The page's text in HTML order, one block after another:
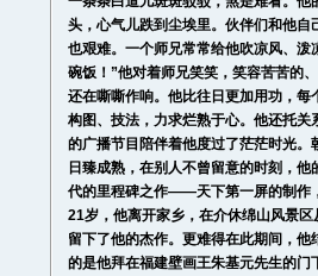
头，心气儿跌到尘埃里。伙伴们和他
也艰难。一个师兄常常给他吹凉风、
碗饭！”他对着师兄笑笑，笑容苦苦的
还在嘶嘶作响。他比往日更加用功，
构图、技法，力求烂熟于心。他还托
的广播节目陪伴着他度过了茫茫时光
日臻成熟，在别人不曾留意的时刻，
代的里程碑之作——天下第一屏的制作
21岁，他离开家乡，在介休绵山风景
留下了他的杰作。更难得在此期间，
的是他拜在福建壁画王朱基元先生的